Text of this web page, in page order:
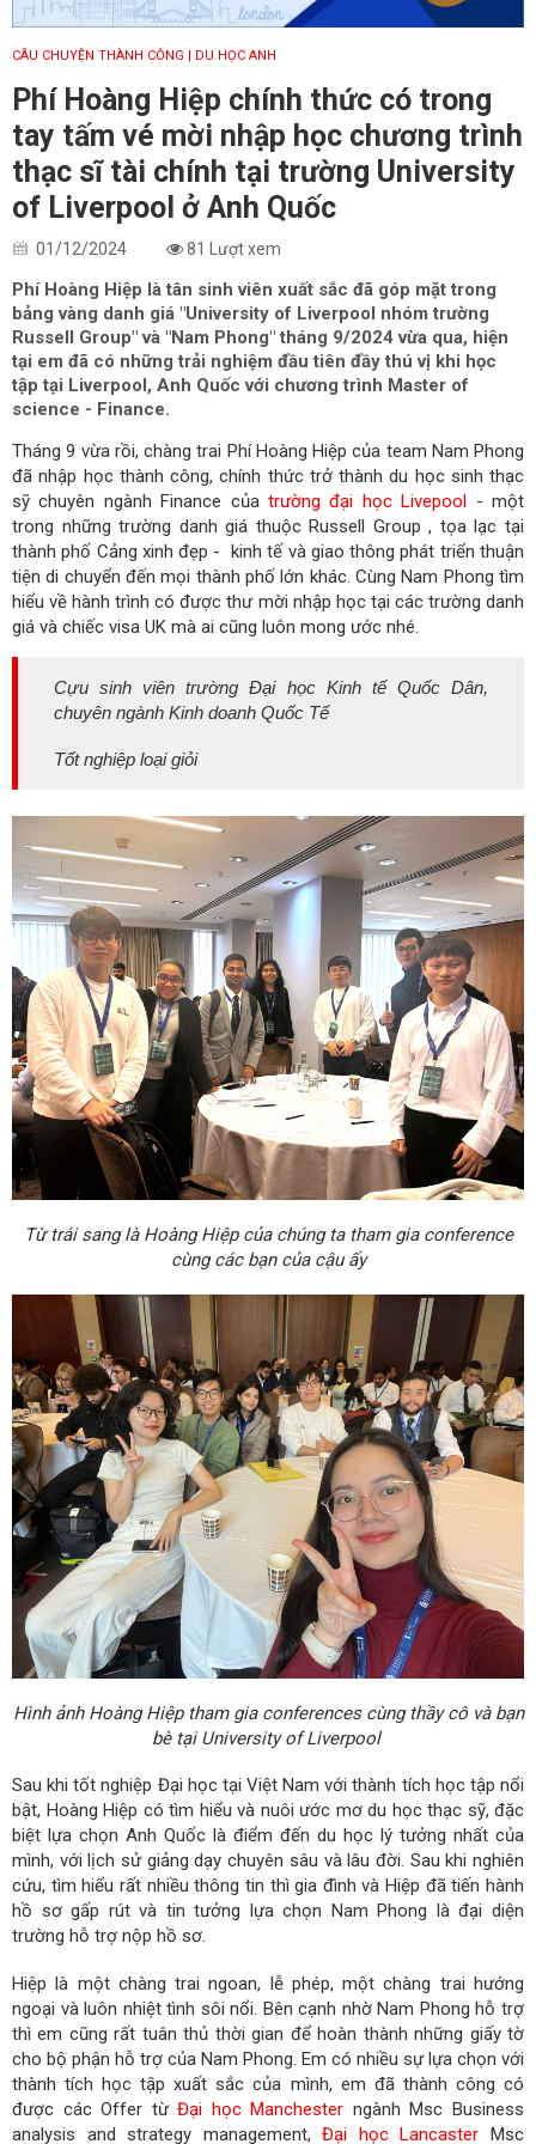
CÂU CHUYỆN THÀNH CÔNG | DU HỌC ANH
Phí Hoàng Hiệp chính thức có trong
tay tấm vé mời nhập học chương trình
thạc sĩ tài chính tại trường University
of Liverpool ở Anh Quốc
01/12/2024 81 Lượt xem
Phí Hoàng Hiệp là tân sinh viên xuất sắc đã góp mặt trong
bảng vàng danh giá "University of Liverpool nhóm trường
Russell Group" và "Nam Phong" tháng 9/2024 vừa qua, hiện
tại em đã có những trải nghiệm đầu tiên đầy thú vị khi học
tập tại Liverpool, Anh Quốc với chương trình Master of
science - Finance.
Tháng 9 vừa rồi, chàng trai Phí Hoàng Hiệp của team Nam Phong
đã nhập học thành công, chính thức trở thành du học sinh thạc
sỹ chuyên ngành Finance củatrường đại học Livepool - một
trong những trường danh giá thuộc Russell Group , tọa lạc tại
thành phố Cảng xinh đẹp - kinh tế và giao thông phát triển thuận
tiện di chuyển đến mọi thành phố lớn khác. Cùng Nam Phong tìm
hiểu về hành trình có được thư mời nhập học tại các trường danh
giá và chiếc visa UK mà ai cũng luôn mong ước nhé.
Cựu sinh viên trường Đại học Kinh tế Quốc Dân,
chuyên ngành Kinh doanh Quốc Tế
Tốt nghiệp loại giỏi
Từ trái sang là Hoàng Hiệp của chúng ta tham gia conference
cùng các bạn của cậu ấy
Hình ảnh Hoàng Hiệp tham gia conferences cùng thầy cô và bạn
bè tại University of Liverpool
Sau khi tốt nghiệp Đại học tại Việt Nam với thành tích học tập nổi
bật, Hoàng Hiệp có tìm hiểu và nuôi ước mơ du học thạc sỹ, đặc
biệt lựa chọn Anh Quốc là điểm đến du học lý tưởng nhất của
mình, với lịch sử giảng dạy chuyên sâu và lâu đời. Sau khi nghiên
cứu, tìm hiểu rất nhiều thông tin thì gia đình và Hiệp đã tiến hành
hồ sơ gấp rút và tin tưởng lựa chọn Nam Phong là đại diện
trường hỗ trợ nộp hồ sơ.
Hiệp là một chàng trai ngoan, lễ phép, một chàng trai hướng
ngoại và luôn nhiệt tình sôi nổi. Bên cạnh nhờ Nam Phong hỗ trợ
thì em cũng rất tuân thủ thời gian để hoàn thành những giấy tờ
cho bộ phận hỗ trợ của Nam Phong. Em có nhiều sự lựa chọn với
thành tích học tập xuất sắc của mình, em đã thành công có
được các Offer từĐại học Manchester ngành Msc Business
analysis and strategy management,Đại học Lancaster Msc